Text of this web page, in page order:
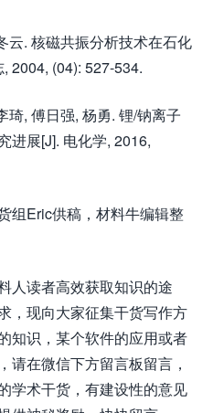
云. 核磁共振分析技术在石化
2004, (04): 527-534.
琦, 傅日强, 杨勇. 锂/钠离子
进展[J]. 电化学, 2016,
组Eric供稿，材料牛编辑整
人读者高效获取知识的途
，现向大家征集干货写作方
知识，某个软件的应用或者
请在微信下方留言板留言，
学术干货，有建设性的意见